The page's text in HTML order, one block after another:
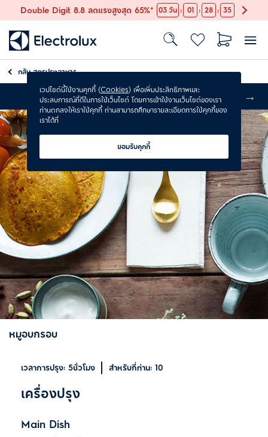
Double Digit 8.8 ลดแรงสูงสุด 65%* 03วัน : 01 : 28 : 34
กลับสูตรปรุงอาหาร
ส่งฟรี
หมูอบกรอบ
เวลาการปรุง: 5ชั่วโมง สำหรับกี่ท่าน: 10
เครื่องปรุง
Main Dish
เวปไซต์นี้ใช้งานคุกกี้ (Cookies) เพื่อเพิ่มประสิทธิภาพและ
ประสบการณ์ที่ดีในการใช้เว็บไซต์ โดยการเข้าใช้งานเว็บไซต์ของเรา
ท่านตกลงให้เราใช้คุกกี้ ท่านสามารถศึกษารายละเอียดการใช้คุกกี้ของ
เราได้ที่
ยอมรับคุกกี้